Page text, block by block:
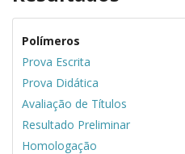
Polímeros
Prova Escrita
Prova Didática
Avaliação de Títulos
Resultado Preliminar
Homologação